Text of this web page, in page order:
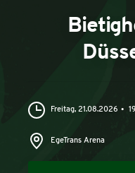
Freitag, 21.08.2026
EgeTrans Arena